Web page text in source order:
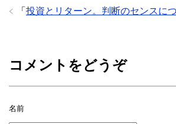
「 投資とリターン。判断のセンスに
コメントをどうぞ
名前